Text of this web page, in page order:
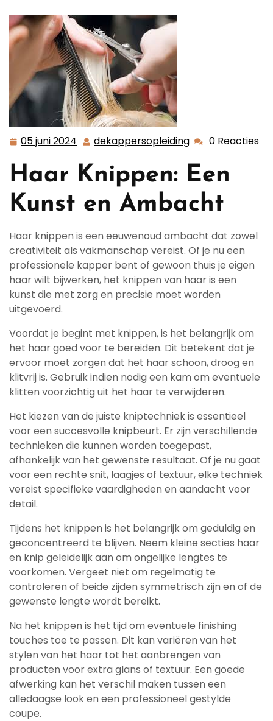
05 juni 2024 05
2024
dekappersopleiding 0 Reacties
Haar Knippen: Een
Kunst en Ambacht
Haar knippen is een eeuwenoud ambacht dat zowel
creativiteit als vakmanschap vereist. Of je nu een
professionele kapper bent of gewoon thuis je eigen
haar wilt bijwerken, het knippen van haar is een
kunst die met zorg en precisie moet worden
uitgevoerd.
Voordat je begint met knippen, is het belangrijk om
het haar goed voor te bereiden. Dit betekent dat je
ervoor moet zorgen dat het haar schoon, droog en
klitvrij is. Gebruik indien nodig een kam om eventuele
klitten voorzichtig uit het haar te verwijderen.
Het kiezen van de juiste kniptechniek is essentieel
voor een succesvolle knipbeurt. Er zijn verschillende
technieken die kunnen worden toegepast,
afhankelijk van het gewenste resultaat. Of je nu gaat
voor een rechte snit, laagjes of textuur, elke techniek
vereist specifieke vaardigheden en aandacht voor
detail.
Tijdens het knippen is het belangrijk om geduldig en
geconcentreerd te blijven. Neem kleine secties haar
en knip geleidelijk aan om ongelijke lengtes te
voorkomen. Vergeet niet om regelmatig te
controleren of beide zijden symmetrisch zijn en of de
gewenste lengte wordt bereikt.
Na het knippen is het tijd om eventuele finishing
touches toe te passen. Dit kan variëren van het
stylen van het haar tot het aanbrengen van
producten voor extra glans of textuur. Een goede
afwerking kan het verschil maken tussen een
alledaagse look en een professioneel gestylde
coupe.